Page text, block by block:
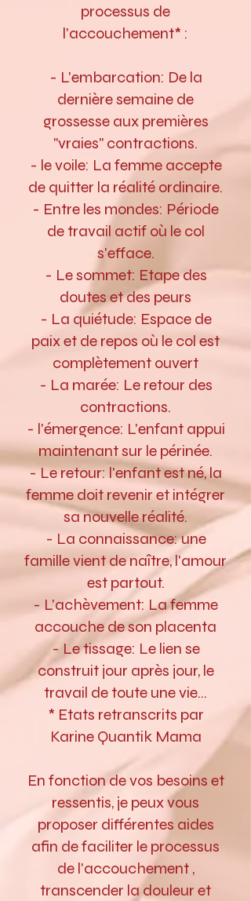
processus de
l'accouchement* :
- L'embarcation: De la
dernière semaine de
grossesse aux premières
"vraies" contractions.
- le voile: La femme accepte
de quitter la réalité ordinaire.
- Entre les mondes: Période
de travail actif où le col
s'efface.
- Le sommet: Etape des
doutes et des peurs
- La quiétude: Espace de
paix et de repos où le col est
complètement ouvert
- La marée: Le retour des
contractions.
- l'émergence: L'enfant appui
maintenant sur le périnée.
- Le retour: l'enfant est né, la
femme doit revenir et intégrer
sa nouvelle réalité.
- La connaissance: une
famille vient de naître, l'amour
est partout.
- L'achèvement: La femme
accouche de son placenta
- Le tissage: Le lien se
construit jour après jour, le
travail de toute une vie...
* Etats retranscrits par
Karine Quantik Mama
En fonction de vos besoins et
ressentis, je peux vous
proposer différentes aides
afin de faciliter le processus
de l'accouchement ,
transcender la douleur et